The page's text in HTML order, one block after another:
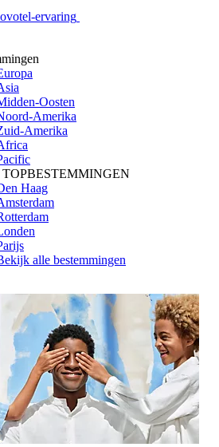
ervaring
Oosten
Amerika
Amerika
Haag
alle bestemmingen